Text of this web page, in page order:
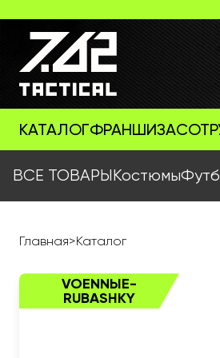
КАТАЛОГФРАНШИЗА
ВСЕ ТОВАРЫКостюмы
Главная>Каталог
VOENNЫE-
RUBASHKY